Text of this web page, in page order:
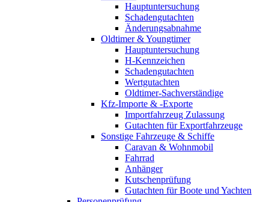
Hauptuntersuchung
Schadengutachten
Änderungsabnahme
Oldtimer & Youngtimer
Hauptuntersuchung
H-Kennzeichen
Schadengutachten
Wertgutachten
Oldtimer-Sachverständige
Kfz-Importe & -Exporte
Importfahrzeug Zulassung
Gutachten für Exportfahrzeuge
Sonstige Fahrzeuge & Schiffe
Caravan & Wohnmobil
Fahrrad
Anhänger
Kutschenprüfung
Gutachten für Boote und Yachten